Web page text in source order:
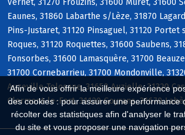
Afin de vous offrir la meilleure expérience
des cookies : pour assurer une performance
récolter des statistiques afin d'analyser le
du site et vous proposer une navigation
Vernet, 31270 Frouzins, 31600 Muret, 31600
Eaunes, 31860 Labarthe s/Lèze, 31870
Pins-Justaret, 31120 Pinsaguel, 31120 Portet
Roques, 31120 Roquettes, 31600 Saubens,
Fonsorbes, 31600 Lamasquère, 31700
31700 Cornebarrieu, 31700 Mondonville,
Auzeville-Tolosane, 31650 Auzielle, 31320
Clermont-le-Fort, 31120 Goyrans, 31670